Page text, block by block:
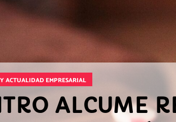
ACTUALIDAD EMPRESARIAL
ALCUME